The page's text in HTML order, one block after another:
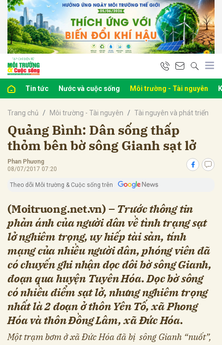
Tin tức Nước và cuộc sống Môi trường - Tài nguyên
Trang chủ Môi trường - Tài nguyên Tài nguyên và phát triển
Quảng Bình: Dân sống thấp
thỏm bên bờ sông Gianh sạt lở
Phan Phương
08/07/2017 07:20
Theo dõi Môi trường & Cuộc sống trên
(Moitruong.net.vn) – Trước thông tin
phản ánh của người dân về tình trạng sạt
lở nghiêm trọng, uy hiếp tài sản, tính
mạng của nhiều người dân, phóng viên đã
có chuyến ghi nhận dọc đôi bờ sông Gianh,
đoạn qua huyện Tuyên Hóa. Dọc bờ sông
có nhiều điểm sạt lở, nhưng nghiêm trọng
nhất là 2 đoạn ở thôn Yên Tố, xã Phong
Hóa và thôn Đồng Lâm, xã Đức Hóa.
Một trạm bơm ở xã Đức Hóa đã bị sông Gianh “nuốt”,
luận